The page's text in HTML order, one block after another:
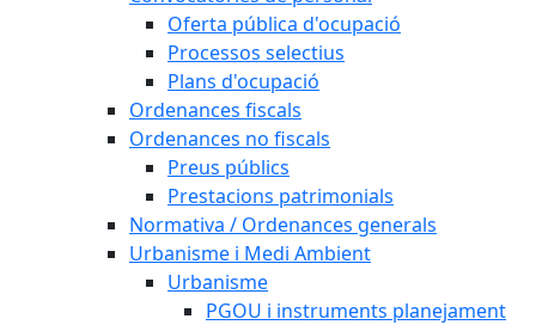
Oferta pública d'ocupació
Processos selectius
Plans d'ocupació
Ordenances fiscals
Ordenances no fiscals
Preus públics
Prestacions patrimonials
Normativa / Ordenances generals
Urbanisme i Medi Ambient
Urbanisme
PGOU i instruments planejament